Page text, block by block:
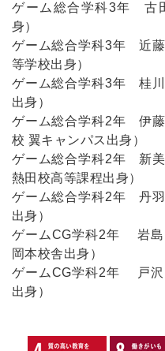
ゲーム総合学科3年 古
身）
ゲーム総合学科3年 近
等学校出身）
ゲーム総合学科3年 桂
出身）
ゲーム総合学科2年 伊
校 翼キャンパス出身）
ゲーム総合学科2年 新
熱田校高等課程出身）
ゲーム総合学科2年 丹
出身）
ゲームCG学科2年 岩島
岡本校舎出身）
ゲームCG学科2年 戸沢
出身）